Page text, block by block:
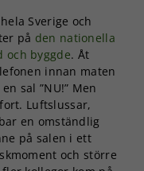
Sverige och
på den nationella
och byggde. Åt
innan maten
sal ”NU!” Men
Luftslussar,
en omständlig
på salen i ett
och större